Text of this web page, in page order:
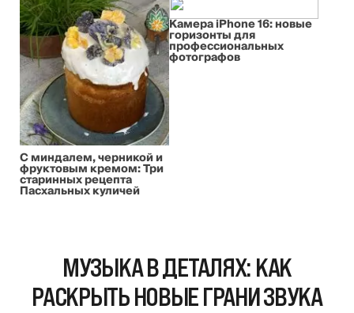
С миндалем, черникой и
фруктовым кремом: Три
старинных рецепта
Пасхальных куличей
Камера iPhone 16: новые
горизонты для
профессиональных
фотографов
МУЗЫКА В ДЕТАЛЯХ: КАК
РАСКРЫТЬ НОВЫЕ ГРАНИ ЗВУКА